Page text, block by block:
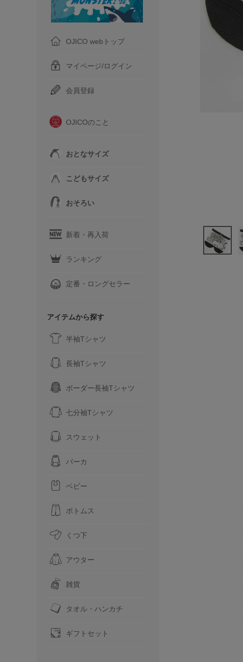
OJICO webトップ
マイページ/ログイン
会員登録
OJICOのこと
おとなサイズ
こどもサイズ
おそろい
新着・再入荷
ランキング
定番・ロングセラー
アイテムから探す
半袖Tシャツ
長袖Tシャツ
ボーダー長袖Tシャツ
七分袖Tシャツ
スウェット
パーカ
ベビー
ボトムス
くつ下
アウター
雑貨
タオル・ハンカチ
ギフトセット